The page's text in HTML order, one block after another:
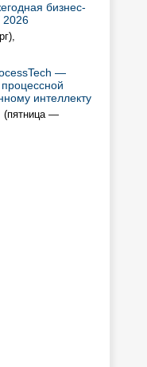
бизнес-
2026
—
интеллекту
(пятница —